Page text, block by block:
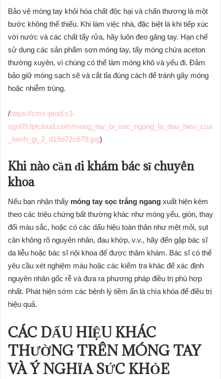
Bảo vệ móng tay khỏi hóa chất độc hại và chấn thương là một
bước không thể thiếu. Khi làm việc nhà, đặc biệt là khi tiếp xúc
với nước và các chất tẩy rửa, hãy luôn đeo găng tay. Hạn chế
sử dụng các sản phẩm sơn móng tay, tẩy móng chứa aceton
thường xuyên, vì chúng có thể làm móng khô và yếu đi. Đảm
bảo giữ móng sạch sẽ và cắt tỉa đúng cách để tránh gãy móng
hoặc nhiễm trùng.
/https://cms-prod.s3-
sgn09.fptcloud.com/mong_tay_bi_soc_ngang_la_dau_hieu_cua
_benh_gi_2_d19d72c679.jpg)
Khi nào cần đi khám bác sĩ chuyên
khoa
Nếu bạn nhận thấy móng tay sọc trắng ngang xuất hiện kèm
theo các triệu chứng bất thường khác như móng yếu, giòn, thay
đổi màu sắc, hoặc có các dấu hiệu toàn thân như mệt mỏi, sụt
cân không rõ nguyên nhân, đau khớp, v.v., hãy đến gặp bác sĩ
da liễu hoặc bác sĩ nội khoa để được thăm khám. Bác sĩ có thể
yêu cầu xét nghiệm máu hoặc các kiểm tra khác để xác định
nguyên nhân gốc rễ và đưa ra phương pháp điều trị phù hợp
nhất. Phát hiện sớm các bệnh lý tiềm ẩn là chìa khóa để điều trị
hiệu quả.
CÁC DẤU HIỆU KHÁC
THƯỜNG TRÊN MÓNG TAY
VÀ Ý NGHĨA SỨC KHỎE